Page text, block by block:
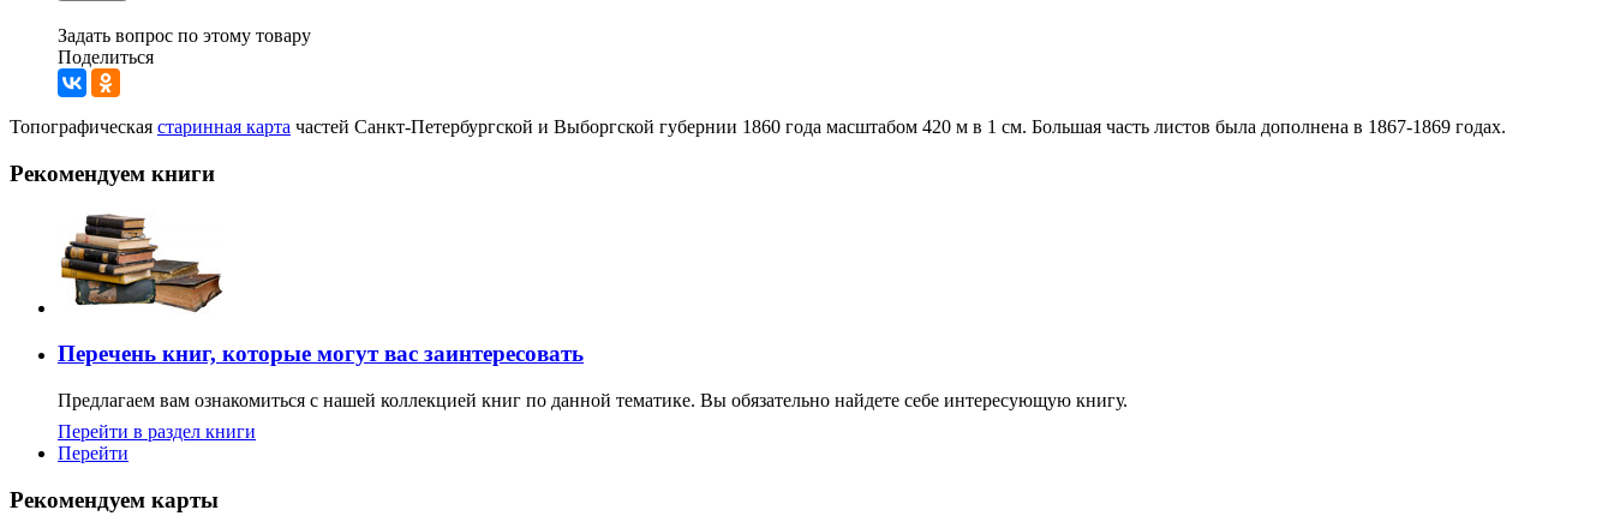
Задать вопрос по этому товару
Поделиться
Топографическая старинная карта частей Санкт-Петербургской и Выборгской губернии 1860 года масштабом 420 м в 1 см. Большая часть листов была дополнена в 1867-1869 годах.
Рекомендуем книги
Перечень книг, которые могут вас заинтересовать
Предлагаем вам ознакомиться с нашей коллекцией книг по данной тематике. Вы обязательно найдете себе интересующую книгу.
Перейти в раздел книги
Перейти
Рекомендуем карты